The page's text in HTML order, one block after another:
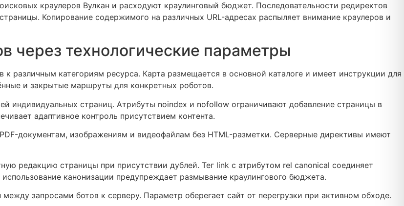
краулеров Вулкан и расходуют краулинговый бюджет. Последовательности редиректов
Копирование содержимого на различных URL-адресах распыляет внимание краулеров и
через технологические параметры
различным категориям ресурса. Карта размещается в основной каталоге и имеет инструкции для
и закрытые маршруты для конкретных роботов.
индивидуальных страниц. Атрибуты noindex и nofollow ограничивают добавление страницы в
адаптивное контроль присутствием контента.
документам, изображениям и видеофайлам без HTML-разметки. Серверные директивы имеют
редакцию страницы при присутствии дублей. Тег link с атрибутом rel canonical соединяет
канонизации предупреждает размывание краулингового бюджета.
запросами ботов к серверу. Параметр оберегает сайт от перегрузки при активном обходе.